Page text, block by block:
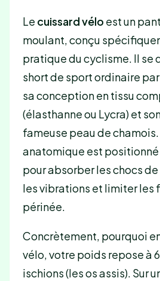
Le cuissard vélo est un
moulant, conçu
pratique du cyclisme. Il se
short de sport ordinaire
sa conception en tissu
(élasthanne ou Lycra) et
fameuse peau de
anatomique est positionné
pour absorber les chocs
les vibrations et limiter les
périnée.
Concrètement, pourquoi
vélo, votre poids repose à
ischions (les os assis). Sur